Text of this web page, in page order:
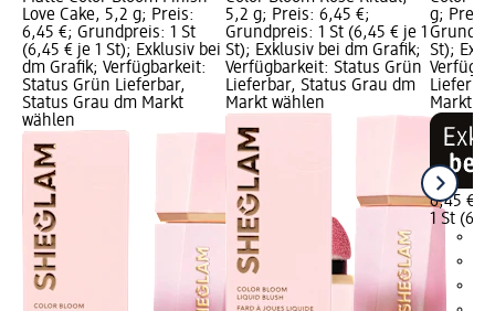
Love Cake, 5,2 g; Preis:
6,45 €; Grundpreis: 1 St
(6,45 € je 1 St); Exklusiv bei
dm Grafik; Verfügbarkeit:
Status Grün Lieferbar,
Status Grau dm Markt
wählen
5,2 g; Preis: 6,45 €;
Grundpreis: 1 St (6,45 € je 1
St); Exklusiv bei dm Grafik;
Verfügbarkeit: Status Grün
Lieferbar, Status Grau dm
Markt wählen
g; Preis:
St);
Markt
6,45 €
1 St